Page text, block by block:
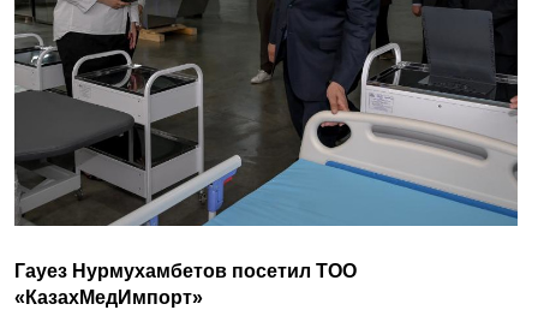
Гауез Нурмухамбетов посетил ТОО
«КазахМедИмпорт»